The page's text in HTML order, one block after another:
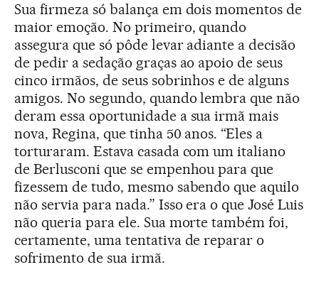
Sua firmeza só balança em dois momentos de
maior emoção. No primeiro, quando
assegura que só pôde levar adiante a decisão
de pedir a sedação graças ao apoio de seus
cinco irmãos, de seus sobrinhos e de alguns
amigos. No segundo, quando lembra que não
deram essa oportunidade a sua irmã mais
nova, Regina, que tinha 50 anos. “Eles a
torturaram. Estava casada com um italiano
de Berlusconi que se empenhou para que
fizessem de tudo, mesmo sabendo que aquilo
não servia para nada.” Isso era o que José Luis
não queria para ele. Sua morte também foi,
certamente, uma tentativa de reparar o
sofrimento de sua irmã.